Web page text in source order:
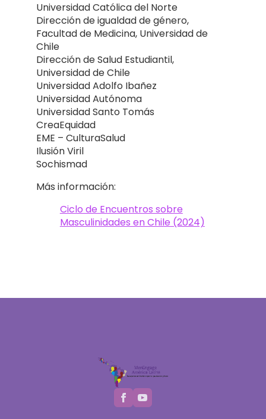
Universidad Católica del Norte
Dirección de igualdad de género,
Facultad de Medicina, Universidad de
Chile
Dirección de Salud Estudiantil,
Universidad de Chile
Universidad Adolfo Ibañez
Universidad Autónoma
Universidad Santo Tomás
CreaEquidad
EME – CulturaSalud
Ilusión Viril
Sochismad
Más información:
Ciclo de Encuentros sobre
Masculinidades en Chile (2024)